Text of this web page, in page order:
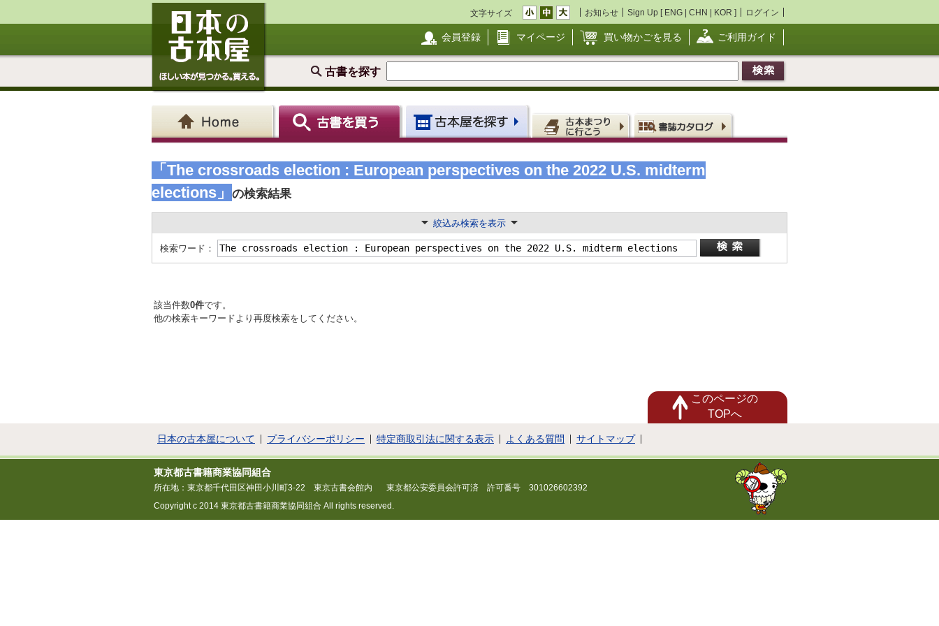
文字サイズ お知らせ Sign Up [ ENG | CHN | KOR ] ログイン
会員登録 マイページ 買い物かごを見る ご利用ガイド
古書を探す
「The crossroads election : European perspectives on the 2022 U.S. midterm
elections」
の検索結果
絞込み検索を表示
検索ワード：
該当件数0件です。
他の検索キーワードより再度検索をしてください。
このページの
TOPへ
日本の古本屋について プライバシーポリシー 特定商取引法に関する表示 よくある質問 サイトマップ
東京都古書籍商業協同組合
所在地：東京都千代田区神田小川町3-22 東京古書会館内
東京都公安委員会許可済 許可番号 301026602392
Copyright c 2014 東京都古書籍商業協同組合 All rights reserved.